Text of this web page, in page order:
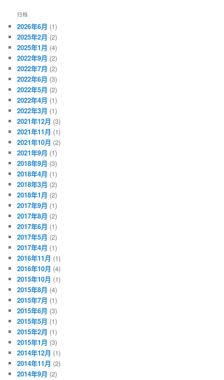
归档
2026年6月 (1)
2025年2月 (2)
2025年1月 (4)
2022年9月 (2)
2022年7月 (2)
2022年6月 (3)
2022年5月 (2)
2022年4月 (1)
2022年3月 (1)
2021年12月 (3)
2021年11月 (1)
2021年10月 (2)
2021年9月 (1)
2018年9月 (3)
2018年4月 (1)
2018年3月 (2)
2018年1月 (2)
2017年9月 (1)
2017年8月 (2)
2017年6月 (1)
2017年5月 (2)
2017年4月 (1)
2016年11月 (1)
2016年10月 (4)
2015年10月 (1)
2015年8月 (4)
2015年7月 (1)
2015年6月 (3)
2015年5月 (1)
2015年2月 (1)
2015年1月 (3)
2014年12月 (1)
2014年11月 (2)
2014年9月 (2)